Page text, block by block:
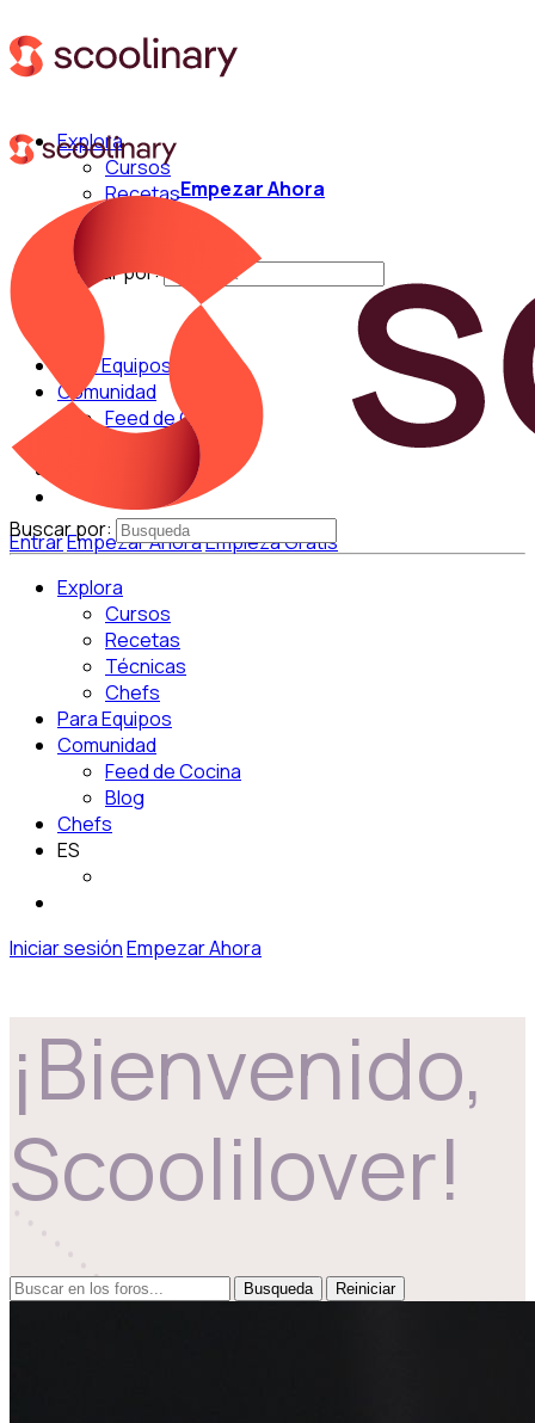
Explora
Cursos
Recetas
Buscar por:
Para Equipos
Comunidad
Feed de Cocina
EntrarEmpezar AhoraEmpieza Gratis
Empezar Ahora
Buscar por:
Explora
Cursos
Recetas
Técnicas
Chefs
Para Equipos
Comunidad
Feed de Cocina
Blog
Chefs
ES
Iniciar sesiónEmpezar Ahora
¡Bienvenido,
Scoolilover!
Reiniciar